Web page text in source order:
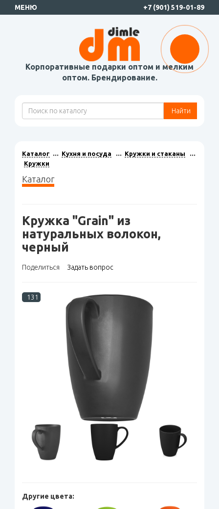
МЕНЮ +7 (901) 519-01-89
Корпоративные подарки оптом и мелким
оптом. Брендирование.
Найти
Каталог Кухня и посуда
Кружки и стаканы
Кружки
Каталог
Кружка "Grain" из
натуральных волокон,
черный
Поделиться Задать вопрос
131
Другие цвета: